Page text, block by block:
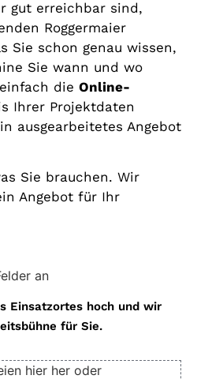
gut erreichbar sind,
Roggermaier
Sie schon genau wissen,
Sie wann und wo
die Online-
Ihrer Projektdaten
ausgearbeitetes Angebot
Sie brauchen. Wir
Angebot für Ihr
an
Einsatzortes hoch und wir
für Sie.
hier her oder